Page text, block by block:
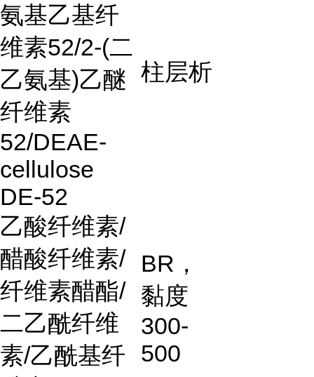
氨基乙基纤
维素52/2-(二
乙氨基)乙醚
纤维素
52/DEAE-
cellulose
DE-52
柱层析
乙酸纤维素/
醋酸纤维素/
纤维素醋酯/
二乙酰纤维
素/乙酰基纤
BR ，
黏度
300-
500